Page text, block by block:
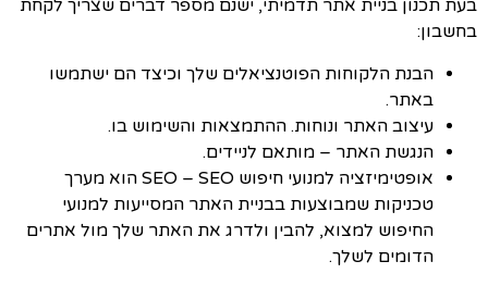
בעת תכנון בניית אתר תדמיתי, ישנם מספר דברים שצריך לקחת
בחשבון:
הבנת הלקוחות הפוטנציאלים שלך וכיצד הם ישתמשו
באתר.
עיצוב האתר ונוחות. ההתמצאות והשימוש בו.
הנגשת האתר – מותאם לניידים.
אופטימיזציה למנועי חיפוש SEO – SEO הוא מערך
טכניקות שמבוצעות בבניית האתר המסייעות למנועי
החיפוש למצוא, להבין ולדרג את האתר שלך מול אתרים
הדומים לשלך.